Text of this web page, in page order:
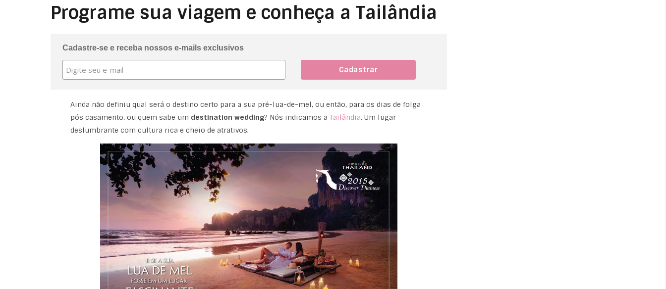
Programe sua viagem e conheça a Tailândia
Cadastre-se e receba nossos e-mails exclusivos
Ainda não definiu qual será o destino certo para a sua pré-lua-de-mel, ou então, para os dias de folga
pós casamento, ou quem sabe um destination wedding? Nós indicamos a Tailândia. Um lugar
deslumbrante com cultura rica e cheio de atrativos.